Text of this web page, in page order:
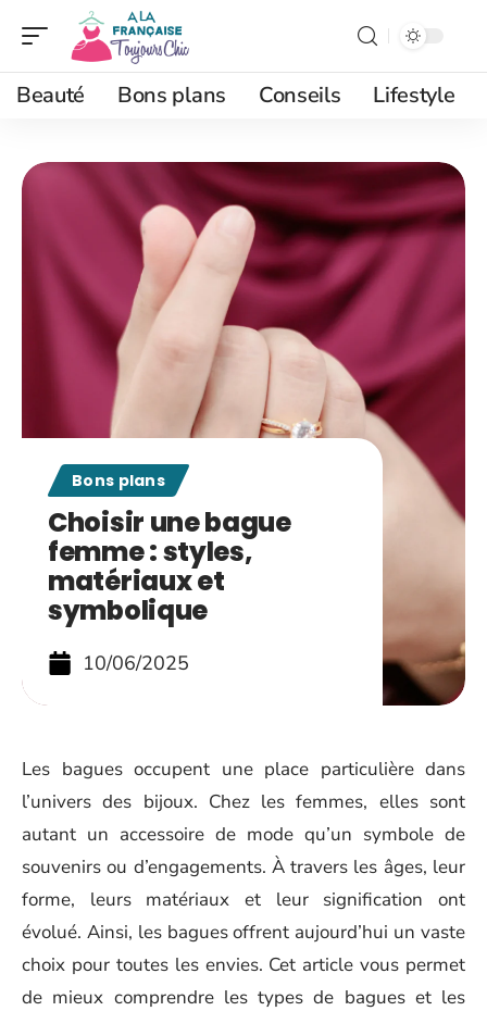
Beauté Bons plans Conseils Lifestyle
Bons plans
Choisir une bague
femme : styles,
matériaux et
symbolique
10/06/2025
Les bagues occupent une place particulière dans
l’univers des bijoux. Chez les femmes, elles sont
autant un accessoire de mode qu’un symbole de
souvenirs ou d’engagements. À travers les âges, leur
forme, leurs matériaux et leur signification ont
évolué. Ainsi, les bagues offrent aujourd’hui un vaste
choix pour toutes les envies. Cet article vous permet
de mieux comprendre les types de bagues et les